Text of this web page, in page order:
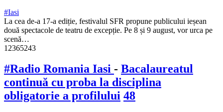
#Iasi
La cea de-a 17-a ediție, festivalul SFR propune publicului ieșean
două spectacole de teatru de excepție. Pe 8 și 9 august, vor urca pe
scenă…
12365243
#Radio Romania Iasi - Bacalaureatul
continuă cu proba la disciplina
obligatorie a profilului 48